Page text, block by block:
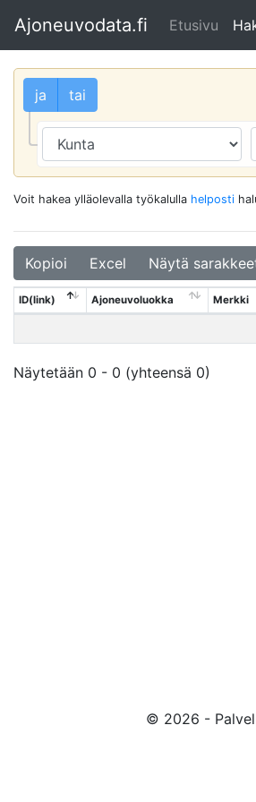
Ajoneuvodata.fi Etusivu
ja tai
Voit hakea ylläolevalla työkalulla helposti
Kopioi Excel Näytä
ID(link) Ajoneuvoluokka Merkki
Näytetään 0 - 0 (yhteensä 0)
© 2026 -